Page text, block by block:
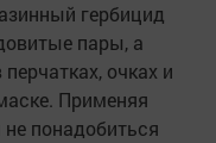
гербицид
пары, а
очках и
Применяя
понадобиться